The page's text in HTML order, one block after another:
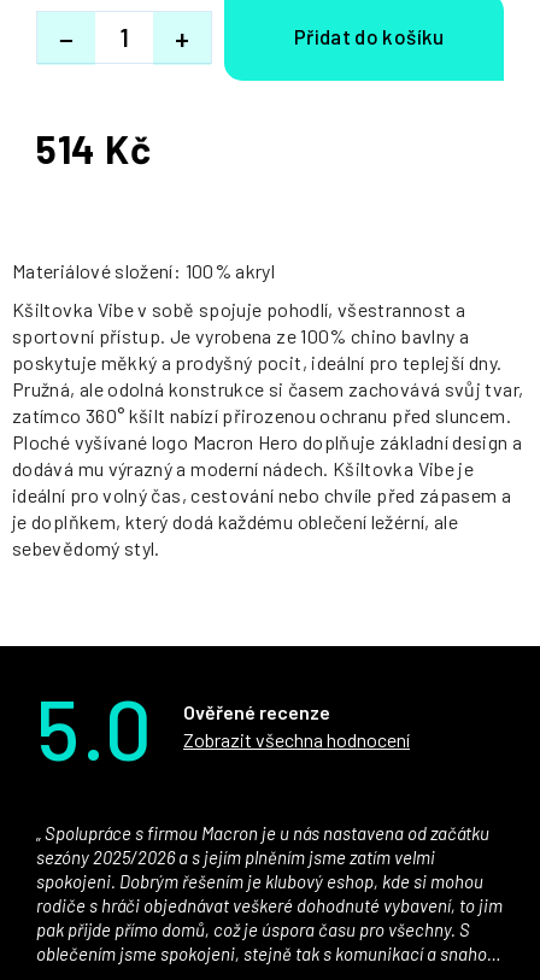
+
−
514 Kč
Měrná
Materiálové složení: 100% akryl
Kšiltovka Vibe v sobě spojuje pohodlí, všestrannost a
sportovní přístup. Je vyrobena ze 100% chino bavlny a
poskytuje měkký a prodyšný pocit, ideální pro teplejší dny.
Pružná, ale odolná konstrukce si časem zachovává svůj tvar,
zatímco 360° kšilt nabízí přirozenou ochranu před sluncem.
Ploché vyšívané logo Macron Hero doplňuje základní design a
dodává mu výrazný a moderní nádech. Kšiltovka Vibe je
ideální pro volný čas, cestování nebo chvíle před zápasem a
je doplňkem, který dodá každému oblečení ležérní, ale
sebevědomý styl.
5.0
Ověřené recenze
Zobrazit všechna hodnocení
sezóny 2025/2026 a s jejím plněním jsme zatím velmi
spokojeni. Dobrým řešením je klubový eshop, kde si mohou
rodiče s hráči objednávat veškeré dohodnuté vybavení, to jim
pak přijde přímo domů, což je úspora času pro všechny. S
oblečením jsme spokojeni, stejně tak s komunikací a snahou